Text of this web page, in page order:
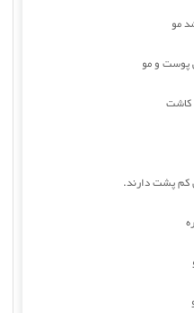
مو
پوست و مو
کاشت
کم پشت دارند.